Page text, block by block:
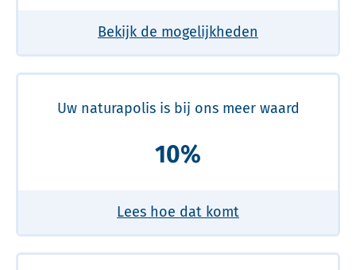
Bekijk de mogelijkheden
Uw naturapolis is bij ons meer waard
10%
Lees hoe dat komt